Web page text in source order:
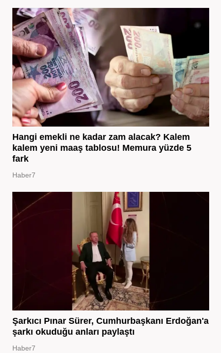
Hangi emekli ne kadar zam alacak? Kalem
kalem yeni maaş tablosu! Memura yüzde 5
fark
Haber7
Şarkıcı Pınar Sürer, Cumhurbaşkanı Erdoğan'a
şarkı okuduğu anları paylaştı
Haber7